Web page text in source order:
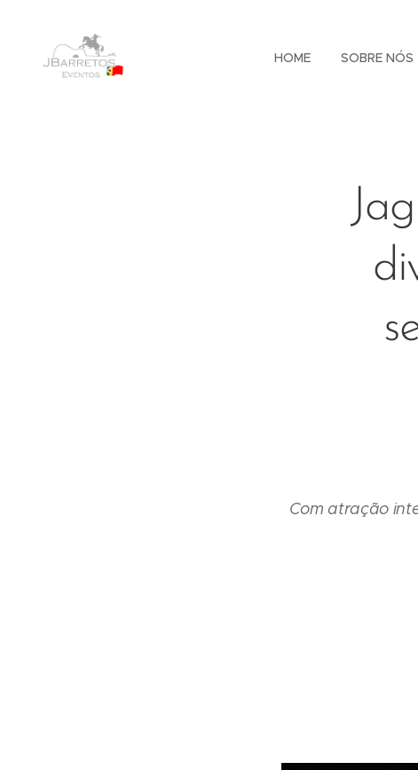
HOME SOBRE NÓS
Com atração